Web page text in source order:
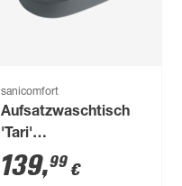
sanicomfort
Aufsatzwaschtisch
'Tari'
dunkelgrau/matt 40
x 60 x 15 cm
139,99 €